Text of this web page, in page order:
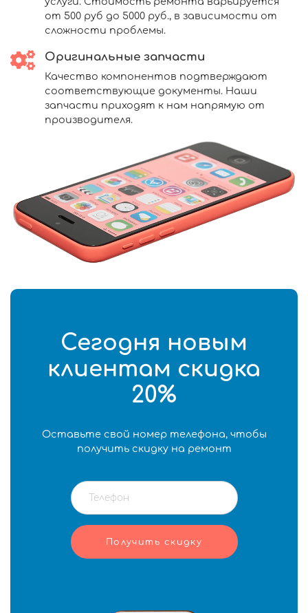
от 500 руб до 5000 руб., в зависимости от
сложности проблемы.
Оригинальные запчасти
Качество компонентов подтверждают
соответствующие документы. Наши
запчасти приходят к нам напрямую от
производителя.
Сегодня новым
клиентам скидка
20%
Оставьте свой номер телефона, чтобы
получить скидку на ремонт